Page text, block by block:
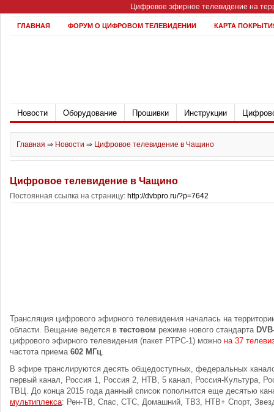
Цифровое эфирное телевидение на
ГЛАВНАЯ ФОРУМ О ЦИФРОВОМ ТЕЛЕВИДЕНИИ КАРТА
Новости Оборудование Прошивки Инструкции
Главная ⇒ Новости ⇒ Цифровое телевидение в Чащино
Цифровое телевидение в Чащино
Постоянная ссылка на страницу: http://dvbpro.ru/?p=7642
Трансляция цифрового эфирного телевидения началась на
области. Вещание ведется в тестовом режиме нового стандарта
цифрового эфирного телевидения (пакет РТРС-1) можно на 37
частота приема 602 МГц.
В эфире транслируются десять общедоступных, федеральных
первый канал, Россия 1, Россия 2, НТВ, 5 канал, Россия-Культура,
ТВЦ. До конца 2015 года данный список пополнится еще десятью
мультиплекса: Рен-ТВ, Спас, СТС, Домашний, ТВ3, НТВ+ Спорт,